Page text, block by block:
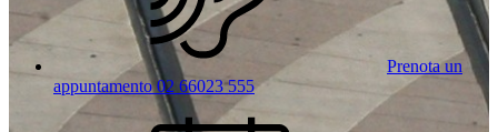
Prenota un
appuntamento 02 66023 555